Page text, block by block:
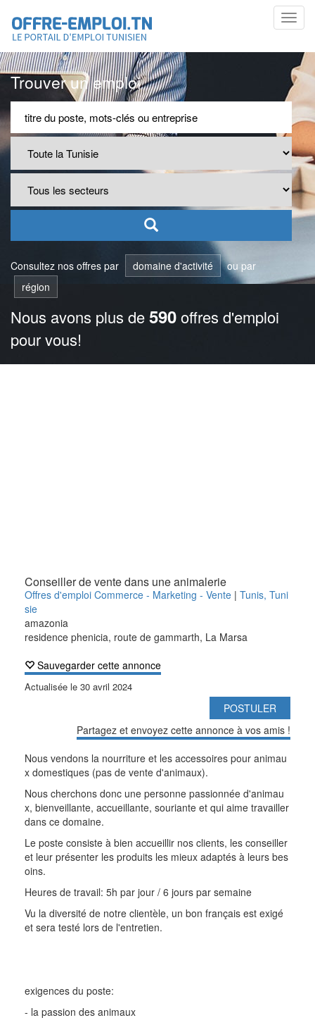
Trouver un emploi
Consultez nos offres par domaine d'activité
ou par
région
Nous avons plus de590offres d'emploi
pour vous!
Conseiller de vente dans une animalerie
Offres d'emploi Commerce - Marketing - Vente | Tunis, Tuni
sie
amazonia
residence phenicia, route de gammarth, La Marsa
Sauvegarder cette annonce
Actualisée le 30 avril 2024
POSTULER
Partagez et envoyez cette annonce à vos amis !
Nous vendons la nourriture et les accessoires pour animau
x domestiques (pas de vente d'animaux).
Nous cherchons donc une personne passionnée d'animau
x, bienveillante, accueillante, souriante et qui aime travailler
dans ce domaine.
Le poste consiste à bien accueillir nos clients, les conseiller
et leur présenter les produits les mieux adaptés à leurs bes
oins.
Heures de travail: 5h par jour / 6 jours par semaine
Vu la diversité de notre clientèle, un bon français est exigé
et sera testé lors de l'entretien.
exigences du poste:
- la passion des animaux